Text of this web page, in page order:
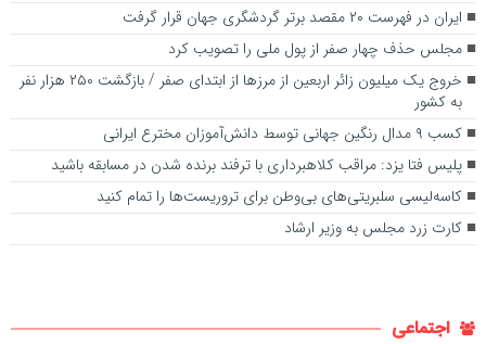
ایران در فهرست ۲۰ مقصد برتر گردشگری جهان قرار گرفت
مجلس حذف چهار صفر از پول ملی را تصویب کرد
خروج یک میلیون زائر اربعین از مرزها از ابتدای صفر / بازگشت ۲۵۰ هزار نفر
به کشور
کسب ۹ مدال رنگین جهانی توسط دانش‌آموزان مخترع ایرانی
پلیس فتا یزد: مراقب کلاهبرداری با ترفند برنده شدن در مسابقه باشید
کاسه‌لیسی سلبریتی‌‌های بی‌وطن برای تروریست‌ها را تمام کنید
کارت زرد مجلس به وزیر ارشاد
اجتماعی